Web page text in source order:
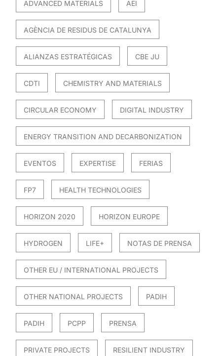
ADVANCED MATERIALS AEI
AGÈNCIA DE RESIDUS DE CATALUNYA
ALIANZAS ESTRATÉGICAS CBE JU
CDTI CHEMISTRY AND MATERIALS
CIRCULAR ECONOMY DIGITAL INDUSTRY
ENERGY TRANSITION AND DECARBONIZATION
EVENTOS EXPERTISE FERIAS
FP7 HEALTH TECHNOLOGIES
HORIZON 2020 HORIZON EUROPE
HYDROGEN LIFE+ NOTAS DE PRENSA
OTHER EU / INTERNATIONAL PROJECTS
OTHER NATIONAL PROJECTS PADIH
PADIH PCPP PRENSA
PRIVATE PROJECTS RESILIENT INDUSTRY